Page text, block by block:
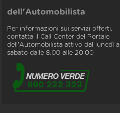
dell'Automobilista
Per informazioni sui servizi offerti,
contatta il Call Center del Portale
dell'Automobilista attivo dal lunedì al
sabato dalle 8.00 alle 20.00